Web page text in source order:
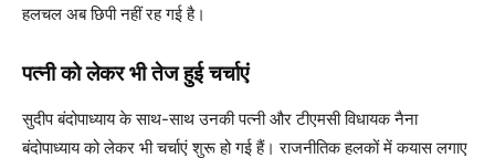
हलचल अब छिपी नहीं रह गई है।
पत्नी को लेकर भी तेज हुई चर्चाएं
सुदीप बंदोपाध्याय के साथ-साथ उनकी पत्नी और टीएमसी विधायक नैना
बंदोपाध्याय को लेकर भी चर्चाएं शुरू हो गई हैं। राजनीतिक हलकों में कयास लगाए